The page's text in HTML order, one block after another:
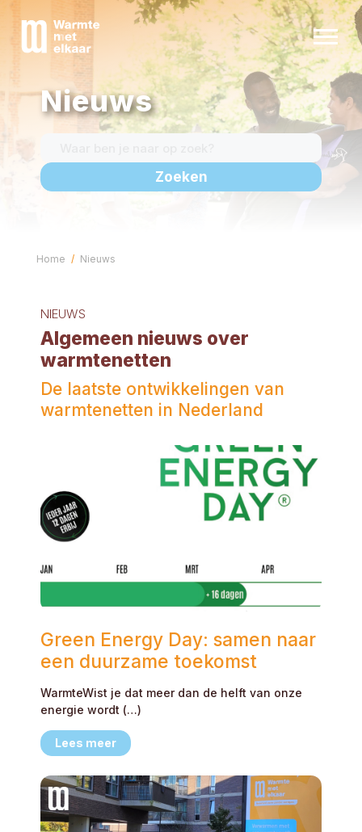
Alles over warmtenetten
Nieuws
Contact
Nieuws
Home Nieuws
NIEUWS
Algemeen nieuws over
warmtenetten
De laatste ontwikkelingen van
warmtenetten in Nederland
Green Energy Day: samen naar
een duurzame toekomst
WarmteWist je dat meer dan de helft van onze
energie wordt (…)
Lees meer